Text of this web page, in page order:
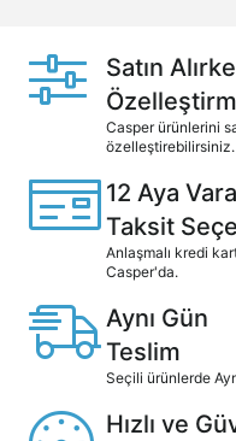
Satın
Casper ürünlerini
özelleştirebilirsiniz.
12 Aya
Taksit
Anlaşmalı kredi
Casper'da.
Aynı Gün
Teslim
Seçili ürünlerde
Hızlı ve